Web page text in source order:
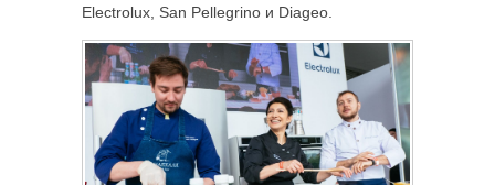
Electrolux, San Pellegrino и Diageo.